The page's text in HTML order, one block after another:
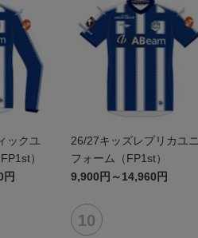
ックユ
）
円
26/27キッズレプリカユニ
フォーム（FP1st）
9,900円～14,960円